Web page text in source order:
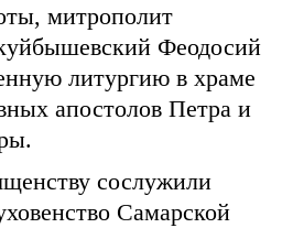
митрополит
Феодосий
литургию в храме
апостолов Петра и
сослужили
Самарской